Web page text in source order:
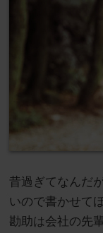
昔過ぎてなんだ
いので書かせて
勘助は会社の先